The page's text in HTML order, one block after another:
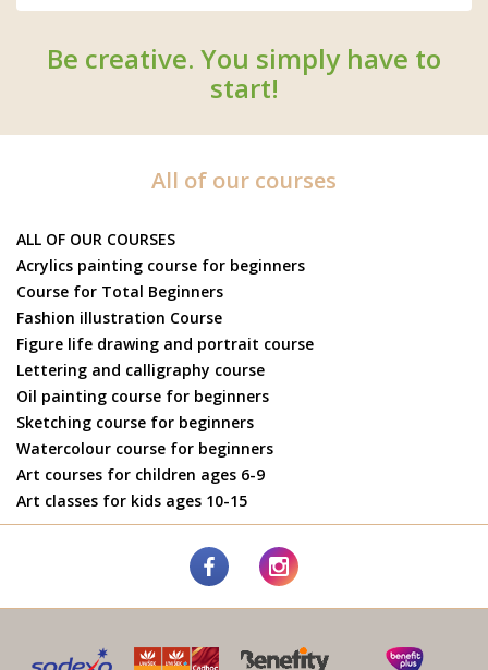
Be creative. You simply have to
start!
All of our courses
ALL OF OUR COURSES
Acrylics painting course for beginners
Course for Total Beginners
Fashion illustration Course
Figure life drawing and portrait course
Lettering and calligraphy course
Oil painting course for beginners
Sketching course for beginners
Watercolour course for beginners
Art courses for children ages 6-9
Art classes for kids ages 10-15